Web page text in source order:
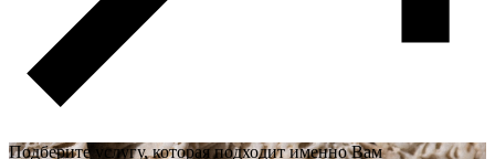
Подберите услугу, которая подходит именно Вам